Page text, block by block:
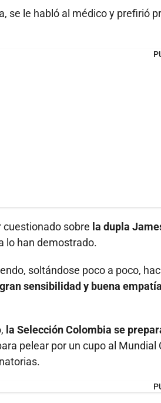
se le habló al médico y prefirió
cuestionado sobre la dupla
lo han demostrado.
soltándose poco a poco,
sensibilidad y buena
la Selección Colombia se
pelear por un cupo al